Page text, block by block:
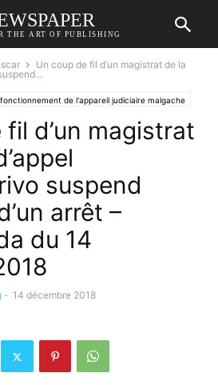
THE ART OF PUBLISHING
Un coup de fil d’un magistrat de la
de l'appareil judiciaire malgache
RANARISON Tsilavo
d’un magistrat
suspend
arrêt –
du 14
- 14 décembre 2018